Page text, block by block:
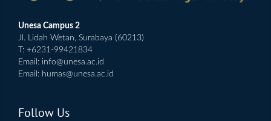
Unesa Campus 2
Jl. Lidah Wetan, Surabaya (60213)
T: +6231-99421834
Email: info@unesa.ac.id
Email: humas@unesa.ac.id
Follow Us